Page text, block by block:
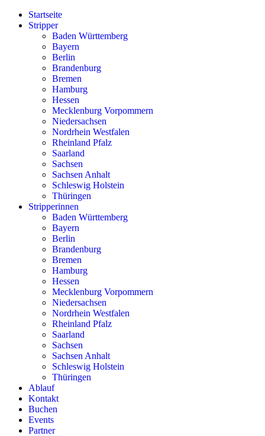
Startseite
Stripper
Baden Württemberg
Bayern
Berlin
Brandenburg
Bremen
Hamburg
Hessen
Mecklenburg Vorpommern
Niedersachsen
Nordrhein Westfalen
Rheinland Pfalz
Saarland
Sachsen
Sachsen Anhalt
Schleswig Holstein
Thüringen
Stripperinnen
Baden Württemberg
Bayern
Berlin
Brandenburg
Bremen
Hamburg
Hessen
Mecklenburg Vorpommern
Niedersachsen
Nordrhein Westfalen
Rheinland Pfalz
Saarland
Sachsen
Sachsen Anhalt
Schleswig Holstein
Thüringen
Ablauf
Kontakt
Buchen
Events
Partner